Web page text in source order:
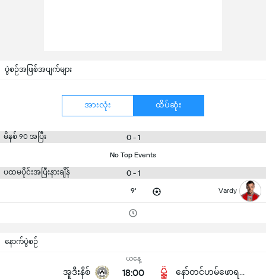
ပွဲစဉ်အဖြစ်အပျက်များ
အားလုံး ထိပ်ဆုံး
မိနစ် 90 အပြီး 0 - 1
No Top Events
ပထမပိုင်းအပြီးနားချိန် 0 - 1
9' Vardy
နောက်ပွဲစဉ်
အူဒီးနိစ်
ယနေ့
18:00